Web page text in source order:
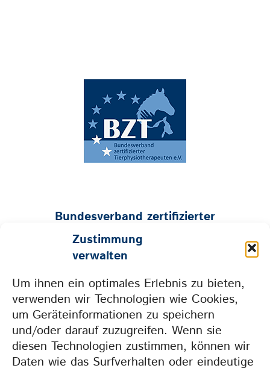
Zustimmung
verwalten
Um ihnen ein optimales Erlebnis zu bieten,
verwenden wir Technologien wie Cookies,
um Geräteinformationen zu speichern
und/oder darauf zuzugreifen. Wenn sie
diesen Technologien zustimmen, können wir
Daten wie das Surfverhalten oder eindeutige
Bundesverband zertifizierter
Tierphysiotherapeuten e.V.
Geschäftsstelle:
Tel. 0157 73604665 • info@bzt-ev.de
Weil wir gemeinsam
mehr erreichen.